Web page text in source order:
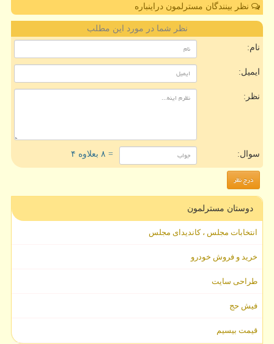
نظر بینندگان مسترلمون دراینباره
نظر شما در مورد این مطلب
نام:
ایمیل:
نظر:
سوال: = ۸ بعلاوه ۴
دوستان مسترلمون
انتخابات مجلس ، کاندیدای مجلس
خرید و فروش خودرو
طراحی سایت
فیش حج
قیمت بیسیم